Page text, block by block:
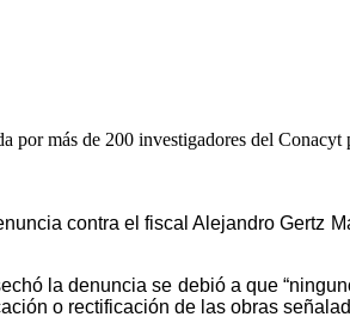
más de 200 investigadores del
contra el fiscal Alejandro Gertz
la denuncia se debió a que
o rectificación de las obras